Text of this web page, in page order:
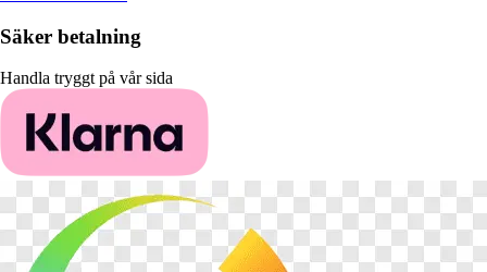
Säker betalning
Handla tryggt på vår sida